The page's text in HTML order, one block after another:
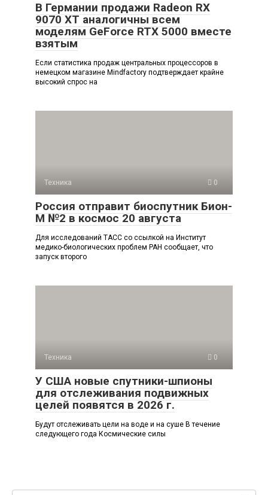
В Германии продажи Radeon RX
9070 XT аналогичны всем
моделям GeForce RTX 5000 вместе
взятым
Если статистика продаж центральных процессоров в
немецком магазине Mindfactory подтверждает крайне
высокий спрос на
Техника 0
Россия отправит биоспутник Бион-
М №2 в космос 20 августа
Для исследований ТАСС со ссылкой на Институт
медико-биологических проблем РАН сообщает, что
запуск второго
Техника 0
У США новые спутники-шпионы
для отслеживания подвижных
целей появятся в 2026 г.
Будут отслеживать цели на воде и на суше В течение
следующего года Космические силы